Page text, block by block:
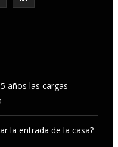
e
I
años las cargas
la entrada de la casa?